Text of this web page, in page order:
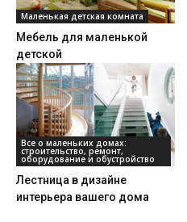
Маленькая детская комната
Мебель для маленькой
детской
Все о маленьких домах:
строительство, ремонт,
оборудование и обустройство
Лестница в дизайне
интерьера вашего дома